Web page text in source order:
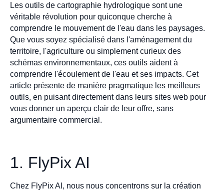
Les outils de cartographie hydrologique sont une
véritable révolution pour quiconque cherche à
comprendre le mouvement de l'eau dans les paysages.
Que vous soyez spécialisé dans l'aménagement du
territoire, l'agriculture ou simplement curieux des
schémas environnementaux, ces outils aident à
comprendre l'écoulement de l'eau et ses impacts. Cet
article présente de manière pragmatique les meilleurs
outils, en puisant directement dans leurs sites web pour
vous donner un aperçu clair de leur offre, sans
argumentaire commercial.
1. FlyPix AI
Chez FlyPix AI, nous nous concentrons sur la création